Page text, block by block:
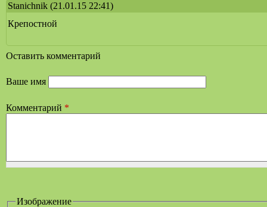
Stanichnik (21.01.15 22:41)
Крепостной
Оставить комментарий
Ваше имя
Комментарий *
Изображение